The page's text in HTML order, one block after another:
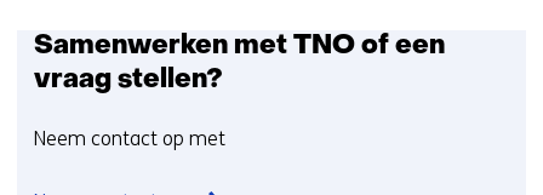
Samenwerken met TNO of een
vraag stellen?
Neem contact op met